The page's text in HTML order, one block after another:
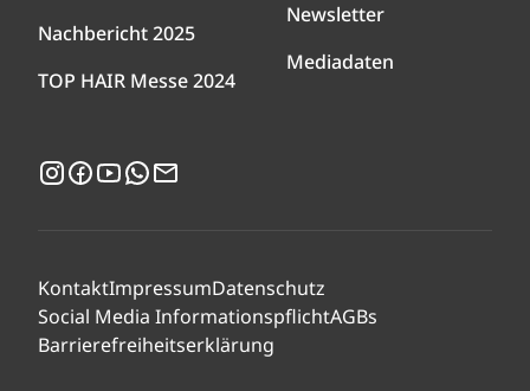
Nachbericht 2025
TOP HAIR Messe 2024
Newsletter
Mediadaten
Instagram
Facebook
YouTubeWhatsApp
KontaktImpressumDatenschutz
Social Media InformationspflichtAGBs
Barrierefreiheitserklärung